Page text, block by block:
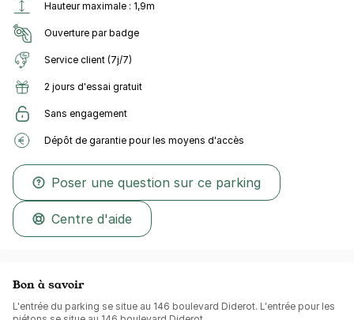
Hauteur maximale : 1,9m
Ouverture par badge
Service client (7j/7)
2 jours d'essai gratuit
Sans engagement
Dépôt de garantie pour les moyens d'accès
Poser une question sur ce parking
Centre d'aide
Bon à savoir
L'entrée du parking se situe au 146 boulevard Diderot. L'entrée pour les